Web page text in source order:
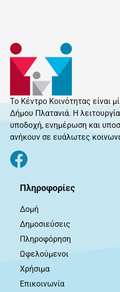
Το Κέντρο Κοινότητας είναι
Δήμου Πλατανιά. Η
υποδοχή, ενημέρωση και
ανήκουν σε ευάλωτες
Πληροφορίες
Δομή
Δημοσιεύσεις
Πληροφόρηση
Ωφελούμενοι
Χρήσιμα
Επικοινωνία